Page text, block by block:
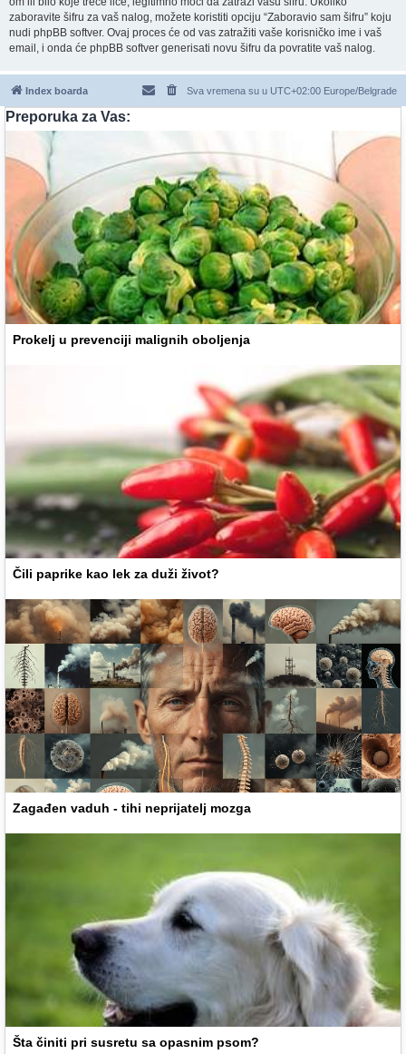
zaboravite šifru za vaš nalog, možete koristiti opciju “Zaboravio sam šifru” koju
nudi phpBB softver. Ovaj proces će od vas zatražiti vaše korisničko ime i vaš
email, i onda će phpBB softver generisati novu šifru da povratite vaš nalog.
Index boarda Sva vremena su u UTC+02:00 Europe/Belgrade
Preporuka za Vas:
Prokelj u prevenciji malignih oboljenja
Čili paprike kao lek za duži život?
Zagađen vaduh - tihi neprijatelj mozga
Šta činiti pri susretu sa opasnim psom?